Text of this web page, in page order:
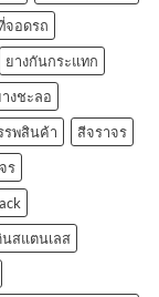
จอดรถ
ยางกันกระแทก
งชะลอ
รพสินค้า
สีจราจร
ร
นสแตนเลส